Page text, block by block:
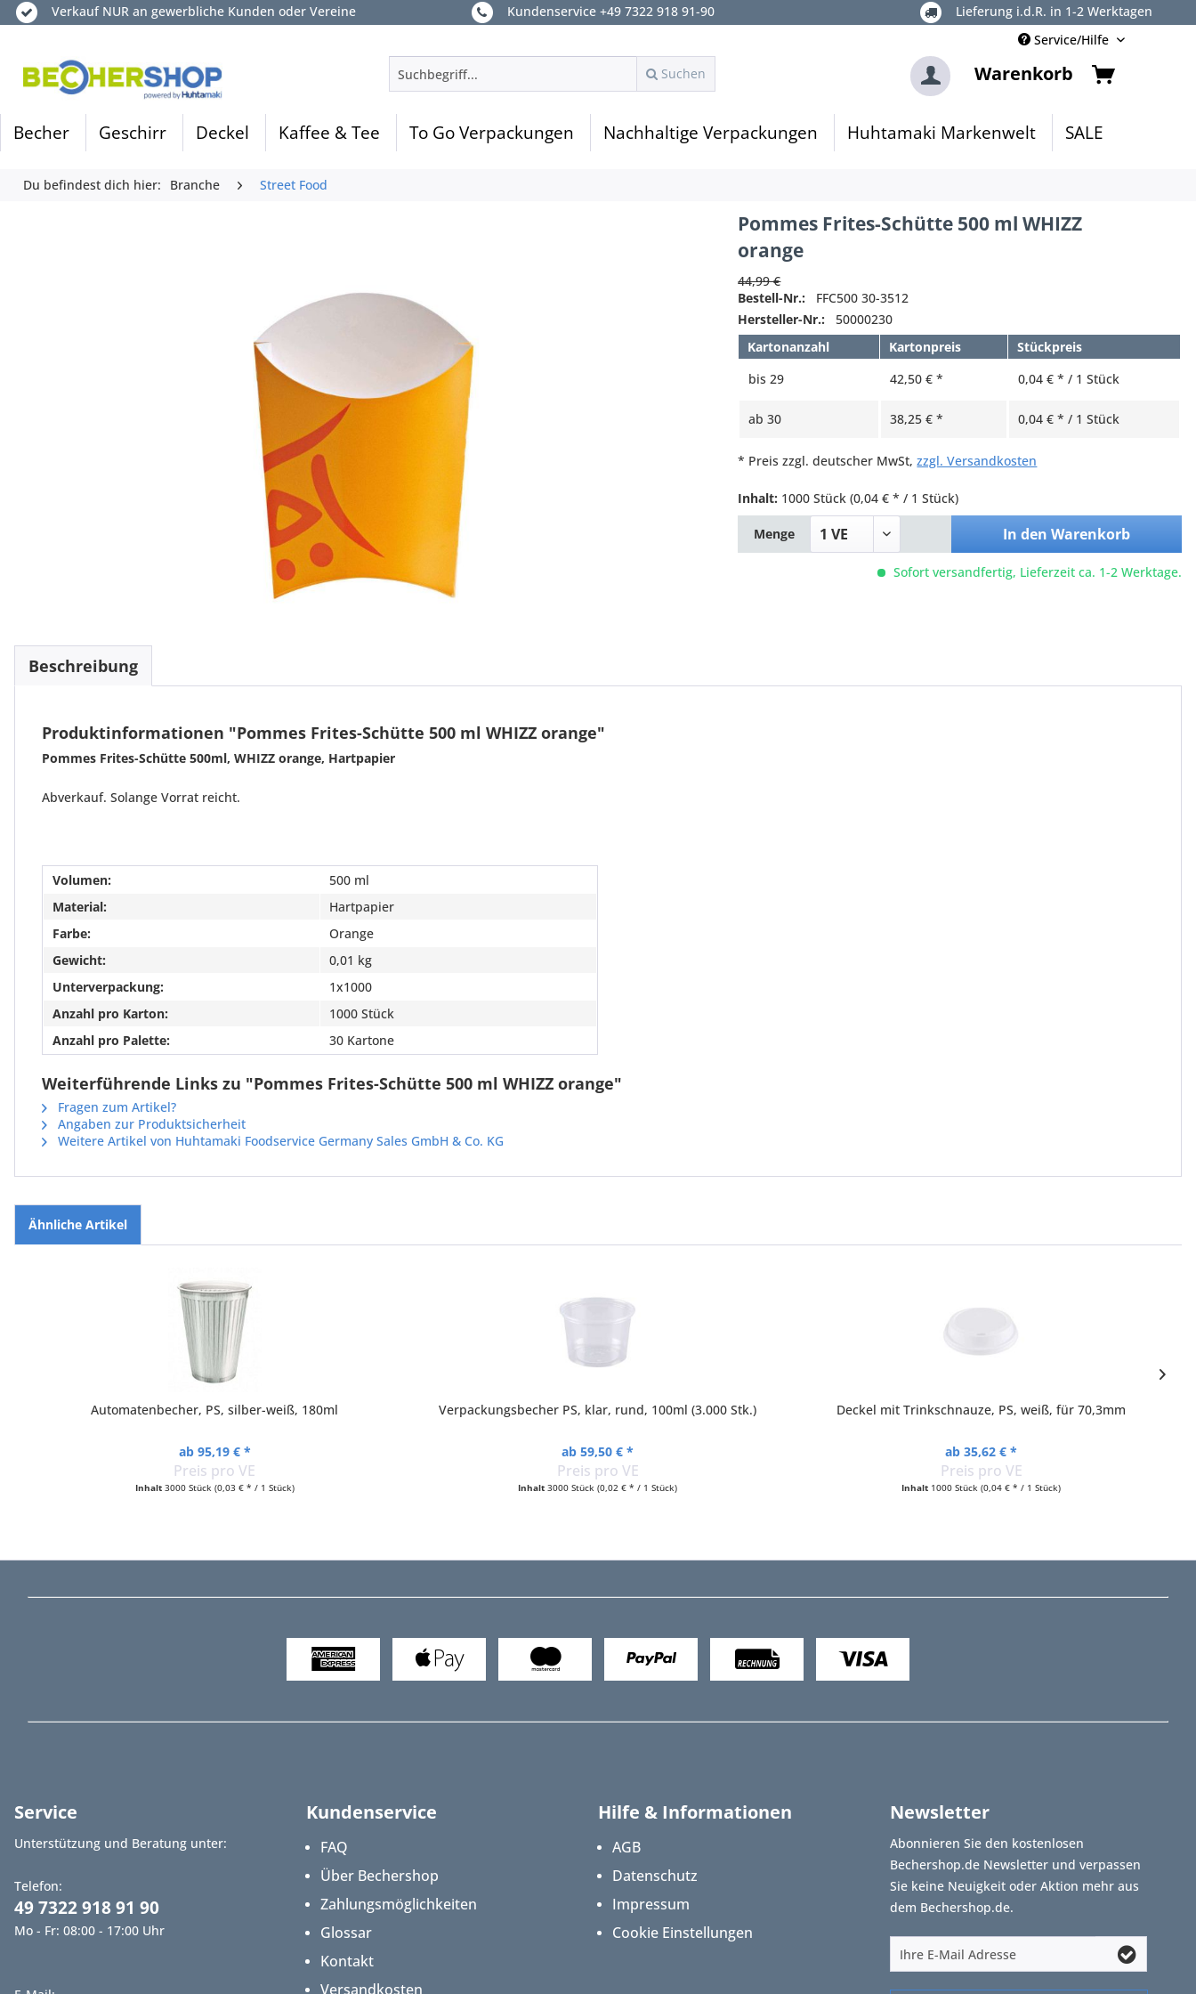
Verkauf NUR an gewerbliche Kunden oder Vereine Kundenservice +49 7322 918 91-90
Lieferung i.d.R. in 1-2 Werktagen
Service/Hilfe
Suchen
Warenkorb
Becher Geschirr Deckel Kaffee & Tee To Go Verpackungen Nachhaltige Verpackungen Huhtamaki Markenwelt SALE
Du befindest dich hier: Branche Street Food
Pommes Frites-Schütte 500 ml WHIZZ
orange
44,99 €
Bestell-Nr.:
FFC500 30-3512
Hersteller-Nr.:
50000230
Kartonanzahl
Kartonpreis
Stückpreis
bis29 42,50 € * 0,04 € * / 1 Stück
ab30 38,25 € * 0,04 € * / 1 Stück
* Preis zzgl. deutscher MwSt,zzgl. Versandkosten
Inhalt: 1000 Stück(0,04 € * / 1 Stück)
Menge In den Warenkorb
Sofort versandfertig, Lieferzeit ca. 1-2 Werktage.
Beschreibung
Produktinformationen "Pommes Frites-Schütte 500 ml WHIZZ orange"
Pommes Frites-Schütte 500ml, WHIZZ orange, Hartpapier
Abverkauf. Solange Vorrat reicht.
Volumen:
500 ml
Material:
Hartpapier
Farbe:
Orange
Gewicht:
0,01 kg
Unterverpackung:
1x1000
Anzahl pro Karton:
1000 Stück
Anzahl pro Palette:
30 Kartone
Weiterführende Links zu "Pommes Frites-Schütte 500 ml WHIZZ orange"
Fragen zum Artikel?
Angaben zur Produktsicherheit
Weitere Artikel von Huhtamaki Foodservice Germany Sales GmbH & Co. KG
Ähnliche Artikel
Automatenbecher, PS, silber-weiß, 180ml
ab 95,19 € *
Preis pro VE
Inhalt 3000 Stück (0,03 € * / 1 Stück)
Verpackungsbecher PS, klar, rund, 100ml (3.000 Stk.)
ab 59,50 € *
Preis pro VE
Inhalt3000 Stück(0,02 € * / 1 Stück)
Deckel mit Trinkschnauze, PS, weiß, für 70,3mm
ab 35,62 € *
Preis pro VE
Inhalt 1000 Stück(0,04 € * / 1 Stück)
Service
Unterstützung und Beratung unter:
Telefon:
49 7322 918 91 90
Mo - Fr: 08:00 - 17:00 Uhr
Kundenservice
FAQ
Über Bechershop
Zahlungsmöglichkeiten
Glossar
Kontakt
Versandkosten
Hilfe & Informationen
AGB
Datenschutz
Impressum
Cookie Einstellungen
Newsletter
Abonnieren Sie den kostenlosen
Bechershop.de Newsletter und verpassen
Sie keine Neuigkeit oder Aktion mehr aus
dem Bechershop.de.